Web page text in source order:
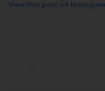
View this post on Instagram